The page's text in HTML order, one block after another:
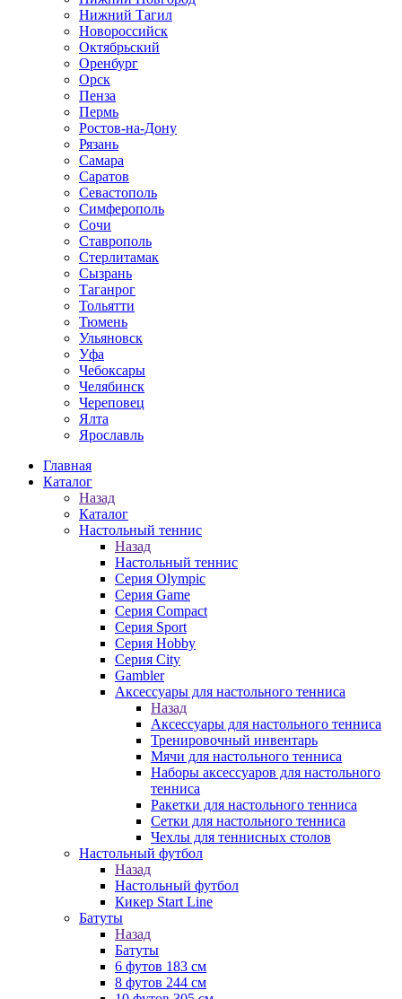
Нижний Тагил
Новороссийск
Октябрьский
Оренбург
Орск
Пенза
Пермь
Ростов-на-Дону
Рязань
Самара
Саратов
Севастополь
Симферополь
Сочи
Ставрополь
Стерлитамак
Сызрань
Таганрог
Тольятти
Тюмень
Ульяновск
Уфа
Чебоксары
Челябинск
Череповец
Ялта
Ярославль
Главная
Каталог
Назад
Каталог
Настольный теннис
Назад
Настольный теннис
Серия Olympic
Серия Game
Серия Compact
Серия Sport
Серия Hobby
Серия City
Gambler
Аксессуары для настольного тенниса
Назад
Аксессуары для настольного тенниса
Тренировочный инвентарь
Мячи для настольного тенниса
Наборы аксессуаров для настольного
тенниса
Ракетки для настольного тенниса
Сетки для настольного тенниса
Чехлы для теннисных столов
Настольный футбол
Назад
Настольный футбол
Кикер Start Line
Батуты
Назад
Батуты
6 футов 183 см
8 футов 244 см